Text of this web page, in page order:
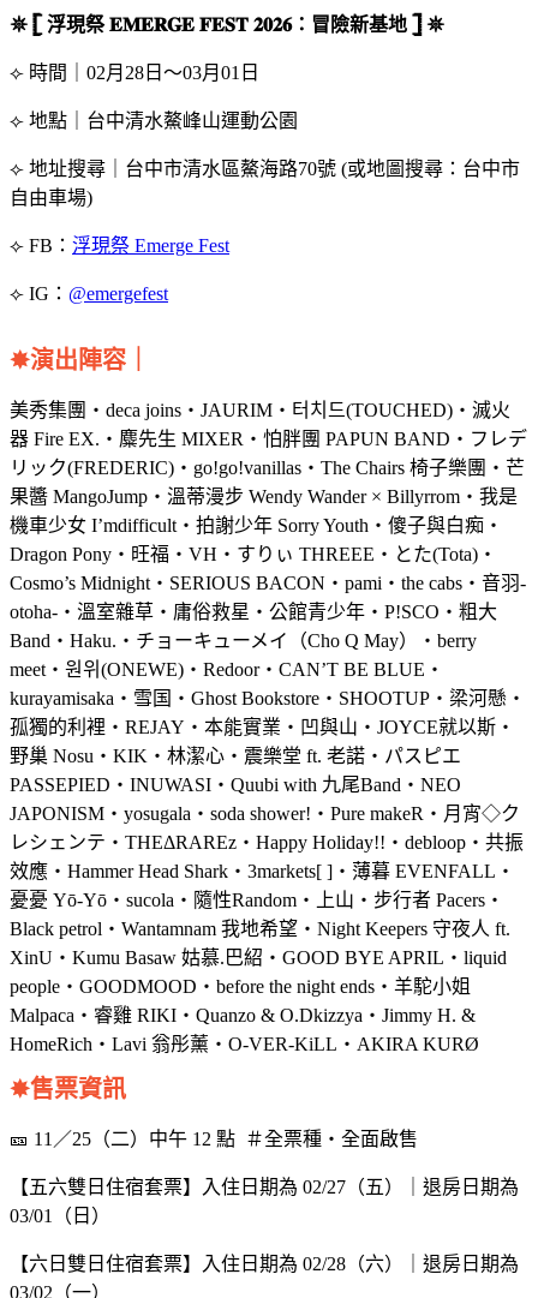
𖤓 𓊈 浮現祭 𝐄𝐌𝐄𝐑𝐆𝐄 𝐅𝐄𝐒𝐓 𝟐𝟎𝟐𝟔：冒險新基地 𓊉 𖤓
⟣ 時間｜02月28日～03月01日
⟣ 地點｜台中清水鰲峰山運動公園
⟣ 地址搜尋｜台中市清水區鰲海路70號 (或地圖搜尋：台中市
自由車場)
⟣ FB： 浮現祭 Emerge Fest
⟣ IG： @emergefest
✸演出陣容
美秀集團・deca joins・JAURIM・터치드(TOUCHED)・滅火
器 Fire EX.・麋先生 MIXER・怕胖團 PAPUN BAND・フレデ
リック(FREDERIC)・go!go!vanillas・The Chairs 椅子樂團・芒
果醬 MangoJump・溫蒂漫步 Wendy Wander × Billyrrom・我是
機車少女 I’mdifficult・拍謝少年 Sorry Youth・傻子與白痴・
Dragon Pony・旺福・VH・すりぃ THREEE・とた(Tota)・
Cosmo’s Midnight・SERIOUS BACON・pami・the cabs・音羽-
otoha-・溫室雜草・庸俗救星・公館青少年・P!SCO・粗大
Band・Haku.・チョーキューメイ（Cho Q May）・berry
meet・원위(ONEWE)・Redoor・CAN’T BE BLUE・
kurayamisaka・雪国・Ghost Bookstore・SHOOTUP・梁河懸・
孤獨的利裡・REJAY・本能實業・凹與山・JOYCE就以斯・
野巢 Nosu・KIK・林潔心・震樂堂 ft. 老諾・パスピエ
PASSEPIED・INUWASI・Quubi with 九尾Band・NEO
JAPONISM・yosugala・soda shower!・Pure makeR・月宵◇ク
レシェンテ・THEΔRAREz・Happy Holiday!!・debloop・共振
效應・Hammer Head Shark・3markets[ ]・薄暮 EVENFALL・
憂憂 Yō-Yō・sucola・隨性Random・上山・步行者 Pacers・
Black petrol・Wantamnam 我地希望・Night Keepers 守夜人 ft.
XinU・Kumu Basaw 姑慕.巴紹・GOOD BYE APRIL・liquid
people・GOODMOOD・before the night ends・羊駝小姐
Malpaca・睿雞 RIKI・Quanzo & O.Dkizzya・Jimmy H. &
HomeRich・Lavi 翁彤薰・O-VER-KiLL・AKIRA KURØ
✸售票資訊
🎫 11／25（二）中午 12 點 ＃全票種・全面啟售
【五六雙日住宿套票】入住日期為 02/27（五）｜退房日期為
03/01（日）
【六日雙日住宿套票】入住日期為 02/28（六）｜退房日期為
03/02（一）